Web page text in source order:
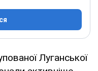
Луганської